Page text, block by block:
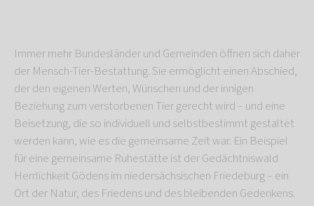
Immer mehr Bundesländer und Gemeinden öffnen sich daher
der Mensch-Tier-Bestattung. Sie ermöglicht einen Abschied,
der den eigenen Werten, Wünschen und der innigen
Beziehung zum verstorbenen Tier gerecht wird – und eine
Beisetzung, die so individuell und selbstbestimmt gestaltet
werden kann, wie es die gemeinsame Zeit war. Ein Beispiel
für eine gemeinsame Ruhestätte ist der Gedächtniswald
Herrlichkeit Gödens im niedersächsischen Friedeburg – ein
Ort der Natur, des Friedens und des bleibenden Gedenkens.